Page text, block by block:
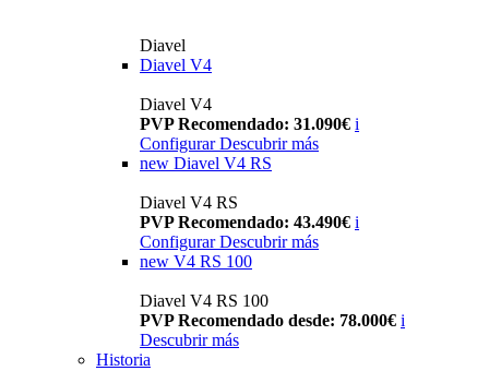
Diavel
Diavel V4
Diavel V4
PVP Recomendado: 31.090€ i
Configurar Descubrir más
new Diavel V4 RS
Diavel V4 RS
PVP Recomendado: 43.490€ i
Configurar Descubrir más
new V4 RS 100
Diavel V4 RS 100
PVP Recomendado desde: 78.000€ i
Descubrir más
Historia